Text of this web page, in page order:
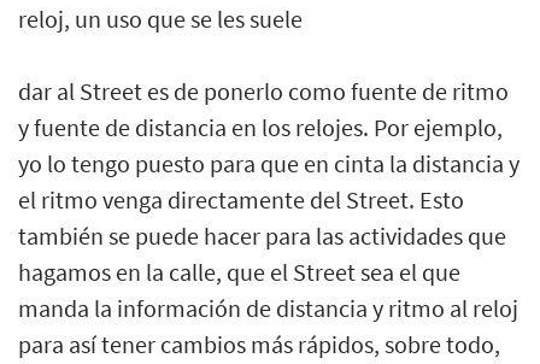
reloj, un uso que se les suele
dar al Street es de ponerlo como fuente de ritmo
y fuente de distancia en los relojes. Por ejemplo,
yo lo tengo puesto para que en cinta la distancia y
el ritmo venga directamente del Street. Esto
también se puede hacer para las actividades que
hagamos en la calle, que el Street sea el que
manda la información de distancia y ritmo al reloj
para así tener cambios más rápidos, sobre todo,